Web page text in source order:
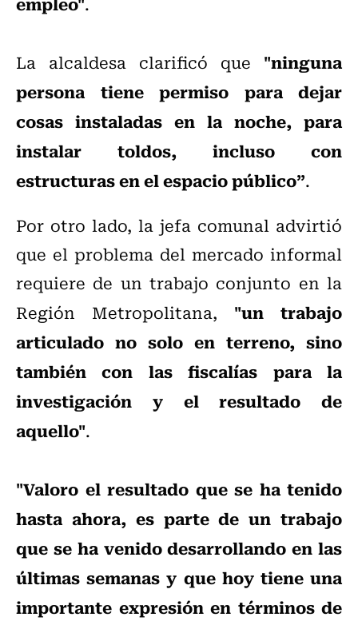
La alcaldesa clarificó que "ninguna
persona tiene permiso para dejar
cosas instaladas en la noche, para
instalar toldos, incluso con
estructuras en el espacio público”.
Por otro lado, la jefa comunal advirtió
que el problema del mercado informal
requiere de un trabajo conjunto en la
Región Metropolitana, "un trabajo
articulado no solo en terreno, sino
también con las fiscalías para la
investigación y el resultado de
aquello".
"Valoro el resultado que se ha tenido
hasta ahora, es parte de un trabajo
que se ha venido desarrollando en las
últimas semanas y que hoy tiene una
importante expresión en términos de